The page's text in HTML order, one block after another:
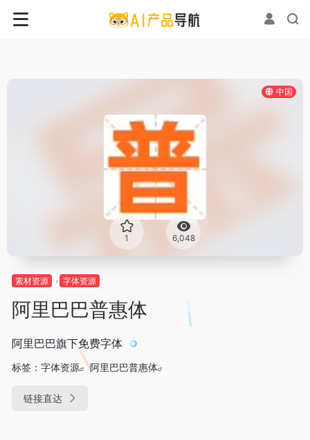
中国
1 6,048
素材资源 字体资源
阿里巴巴普惠体
阿里巴巴旗下免费字体
标签： 字体资源 阿里巴巴普惠体
链接直达